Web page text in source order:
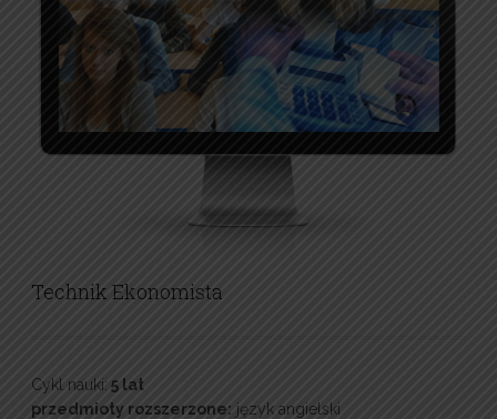
Technik Ekonomista
Cykl nauki: 5 lat
przedmioty rozszerzone: język angielski